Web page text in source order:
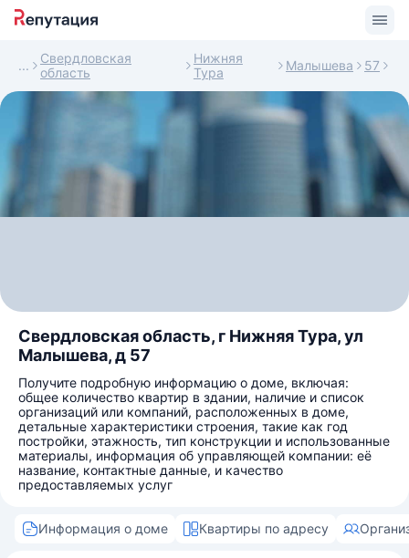
Свердловская
область
Нижняя
Тура
Малышева 57
Свердловская область, г Нижняя Тура, ул
Малышева, д 57
Получите подробную информацию о доме, включая:
общее количество квартир в здании, наличие и список
организаций или компаний, расположенных в доме,
детальные характеристики строения, такие как год
постройки, этажность, тип конструкции и использованные
материалы, информация об управляющей компании: её
название, контактные данные, и качество
предоставляемых услуг
Информация о доме Квартиры по адресу